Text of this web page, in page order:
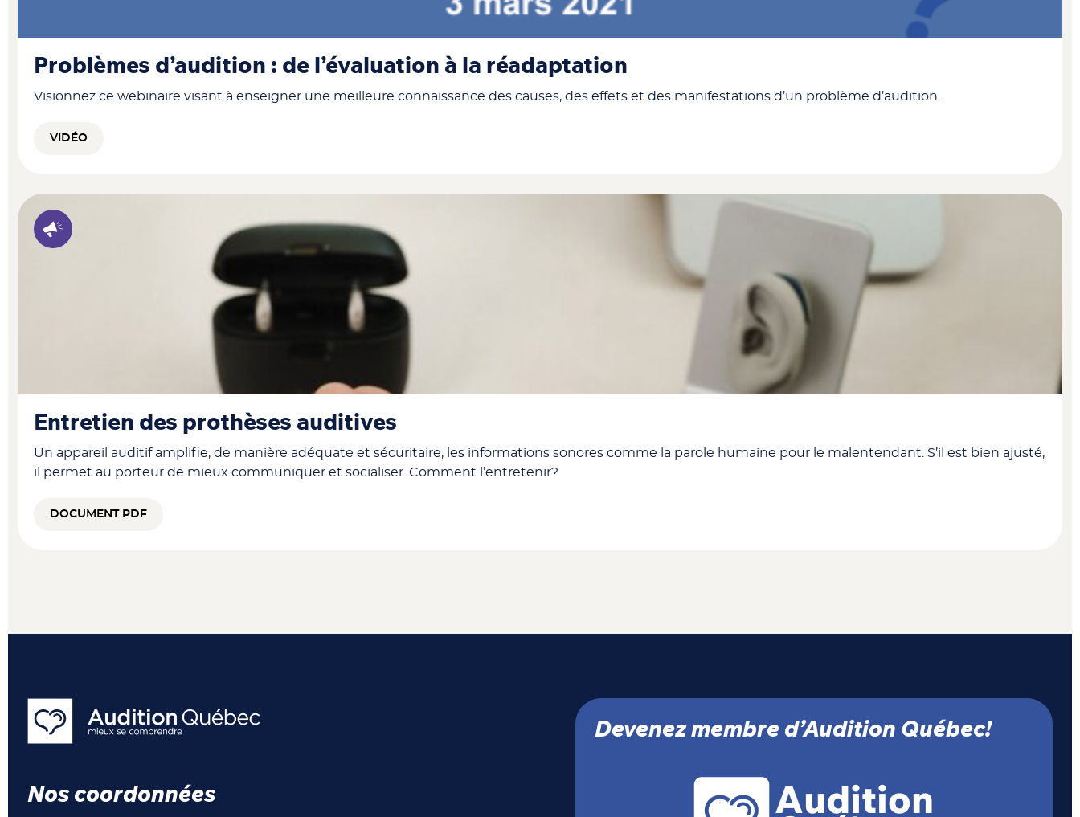
Problèmes d’audition : de l’évaluation à la réadaptation
Visionnez ce webinaire visant à enseigner une meilleure connaissance des causes, des effets et des manifestations d’un problème d’audition.
VIDÉO
Entretien des prothèses auditives
Un appareil auditif amplifie, de manière adéquate et sécuritaire, les informations sonores comme la parole humaine pour le malentendant. S’il est bien ajusté,
il permet au porteur de mieux communiquer et socialiser. Comment l’entretenir?
DOCUMENT PDF
Nos coordonnées
Devenez membre d’Audition Québec!